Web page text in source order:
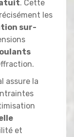
. Cette
les
sur-
assure la
et